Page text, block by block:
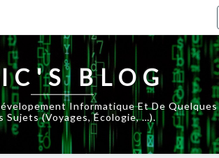
BLOG
Informatique Et De Quelques
Sujets (voyages, Écologie, …).